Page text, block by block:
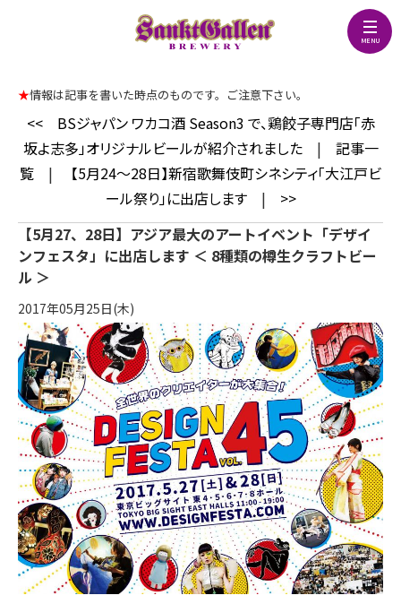
★情報は記事を書いた時点のものです。ご注意下さい。
<<
BSジャパン ワカコ酒 Season3 で、鶏餃子専門店「赤
坂よ志多」オリジナルビールが紹介されました| 記事一
覧 |
【5月24～28日】新宿歌舞伎町シネシティ「大江戸ビ
ール祭り」に出店します| >>
【5月27、28日】アジア最大のアートイベント「デザイ
ンフェスタ」に出店します ＜ 8種類の樽生クラフトビー
ル ＞
2017年05月25日(木)